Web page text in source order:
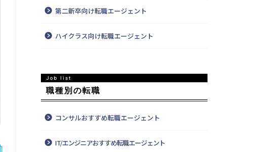
第二新卒向け転職エージェント
ハイクラス向け転職エージェント
職種別の転職
コンサルおすすめ転職エージェント
IT/エンジニアおすすめ転職エージェント